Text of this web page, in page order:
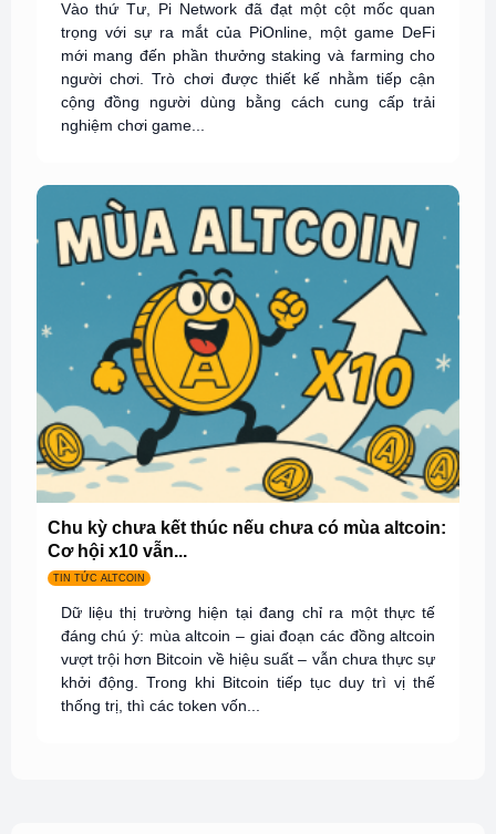
Vào thứ Tư, Pi Network đã đạt một cột mốc quan
trọng với sự ra mắt của PiOnline, một game DeFi
mới mang đến phần thưởng staking và farming cho
người chơi. Trò chơi được thiết kế nhằm tiếp cận
cộng đồng người dùng bằng cách cung cấp trải
nghiệm chơi game...
Chu kỳ chưa kết thúc nếu chưa có mùa altcoin:
Cơ hội x10 vẫn...
TIN TỨC ALTCOIN
Dữ liệu thị trường hiện tại đang chỉ ra một thực tế
đáng chú ý: mùa altcoin – giai đoạn các đồng altcoin
vượt trội hơn Bitcoin về hiệu suất – vẫn chưa thực sự
khởi động. Trong khi Bitcoin tiếp tục duy trì vị thế
thống trị, thì các token vốn...